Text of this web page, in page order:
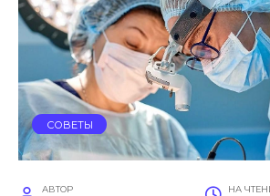
СОВЕТЫ
АВТОР НА